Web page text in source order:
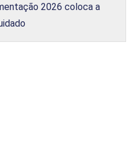
2026 coloca a